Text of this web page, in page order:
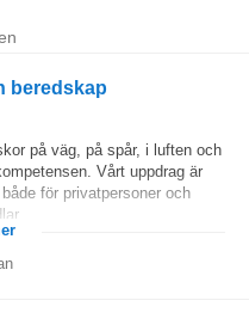
beredskap
på väg, på spår, i luften och
Vårt uppdrag är
för privatpersoner och